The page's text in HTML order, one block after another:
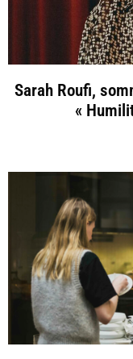
Sarah Roufi,
«